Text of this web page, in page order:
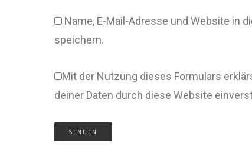
Name, E-Mail-Adresse und Website in
speichern.
Mit der Nutzung dieses Formulars
deiner Daten durch diese Website